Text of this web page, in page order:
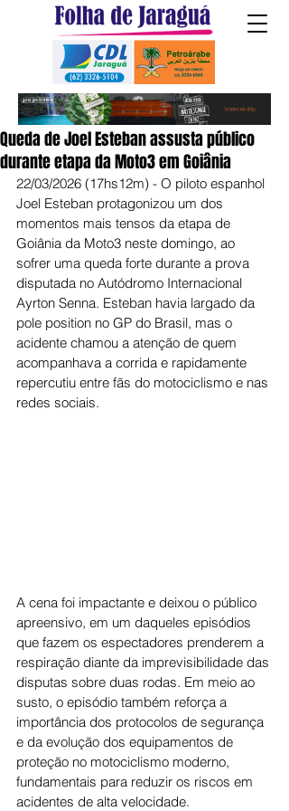
Queda de Joel Esteban assusta público
durante etapa da Moto3 em Goiânia
22/03/2026 (17hs12m) - O piloto espanhol
Joel Esteban protagonizou um dos
momentos mais tensos da etapa de
Goiânia da Moto3 neste domingo, ao
sofrer uma queda forte durante a prova
disputada no Autódromo Internacional
Ayrton Senna. Esteban havia largado da
pole position no GP do Brasil, mas o
acidente chamou a atenção de quem
acompanhava a corrida e rapidamente
repercutiu entre fãs do motociclismo e nas
redes sociais.
A cena foi impactante e deixou o público
apreensivo, em um daqueles episódios
que fazem os espectadores prenderem a
respiração diante da imprevisibilidade das
disputas sobre duas rodas. Em meio ao
susto, o episódio também reforça a
importância dos protocolos de segurança
e da evolução dos equipamentos de
proteção no motociclismo moderno,
fundamentais para reduzir os riscos em
acidentes de alta velocidade.